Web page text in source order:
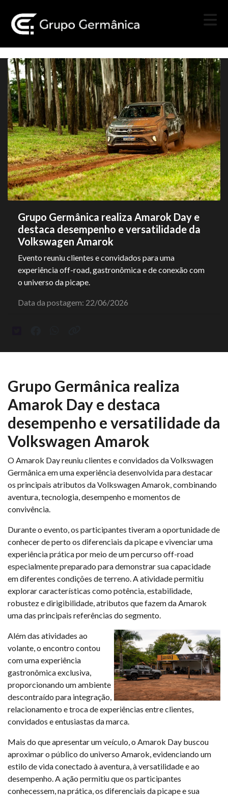
Grupo Germânica realiza Amarok Day e
destaca desempenho e versatilidade da
Volkswagen Amarok
Evento reuniu clientes e convidados para uma
experiência off-road, gastronômica e de conexão com
o universo da picape.
Data da postagem: 22/06/2026
Grupo Germânica realiza
Amarok Day e destaca
desempenho e versatilidade da
Volkswagen Amarok
O Amarok Day reuniu clientes e convidados da Volkswagen
Germânica em uma experiência desenvolvida para destacar
os principais atributos da Volkswagen Amarok, combinando
aventura, tecnologia, desempenho e momentos de
convivência.
Durante o evento, os participantes tiveram a oportunidade de
conhecer de perto os diferenciais da picape e vivenciar uma
experiência prática por meio de um percurso off-road
especialmente preparado para demonstrar sua capacidade
em diferentes condições de terreno. A atividade permitiu
explorar características como potência, estabilidade,
robustez e dirigibilidade, atributos que fazem da Amarok
uma das principais referências do segmento.
Além das atividades ao
volante, o encontro contou
com uma experiência
gastronômica exclusiva,
proporcionando um ambiente
descontraído para integração,
relacionamento e troca de experiências entre clientes,
convidados e entusiastas da marca.
Mais do que apresentar um veículo, o Amarok Day buscou
aproximar o público do universo Amarok, evidenciando um
estilo de vida conectado à aventura, à versatilidade e ao
desempenho. A ação permitiu que os participantes
conhecessem, na prática, os diferenciais da picape e sua